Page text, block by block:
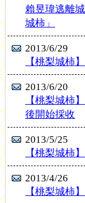
賴昱瑋逃離
城柿」
2013/6/29
【桃梨城柿
2013/6/20
【桃梨城柿
後開始採收
2013/5/25
【桃梨城柿
2013/4/26
【桃梨城柿